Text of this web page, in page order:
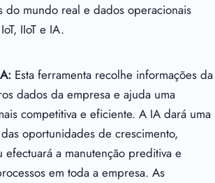
do mundo real e dados operacionais
IIoT e IA.
Esta ferramenta recolhe informações da
dados da empresa e ajuda uma
competitiva e eficiente. A IA dará uma
oportunidades de crescimento,
efectuará a manutenção preditiva e
em toda a empresa. As